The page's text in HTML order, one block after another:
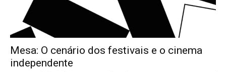
Mesa: O cenário dos festivais e o cinema
independente